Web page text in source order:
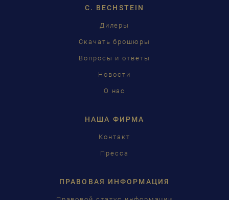
C. BECHSTEIN
Дилеры
Скачать брошюры
Вопросы и ответы
Новости
О нас
НАША ФИРМА
Контакт
Пресса
ПРАВОВАЯ ИНФОРМАЦИЯ